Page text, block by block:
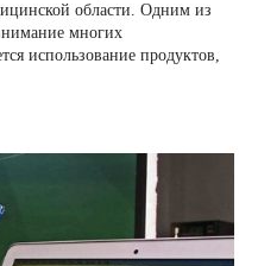
области. Одним из
многих
использование продуктов,